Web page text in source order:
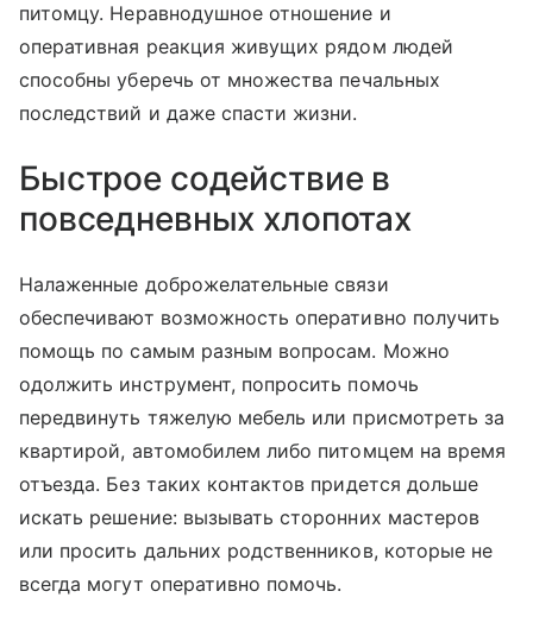
питомцу. Неравнодушное отношение и
оперативная реакция живущих рядом людей
способны уберечь от множества печальных
последствий и даже спасти жизни.
Быстрое содействие в
повседневных хлопотах
Налаженные доброжелательные связи
обеспечивают возможность оперативно получить
помощь по самым разным вопросам. Можно
одолжить инструмент, попросить помочь
передвинуть тяжелую мебель или присмотреть за
квартирой, автомобилем либо питомцем на время
отъезда. Без таких контактов придется дольше
искать решение: вызывать сторонних мастеров
или просить дальних родственников, которые не
всегда могут оперативно помочь.